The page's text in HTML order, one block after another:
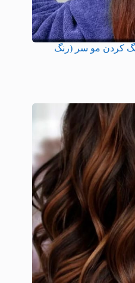
کردن مو سر (رنگ